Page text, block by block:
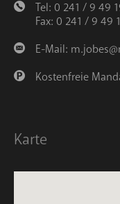
Tel: 0 241 / 9 49
Fax: 0 241 / 9 49
E-Mail:
Kostenfreie
Karte